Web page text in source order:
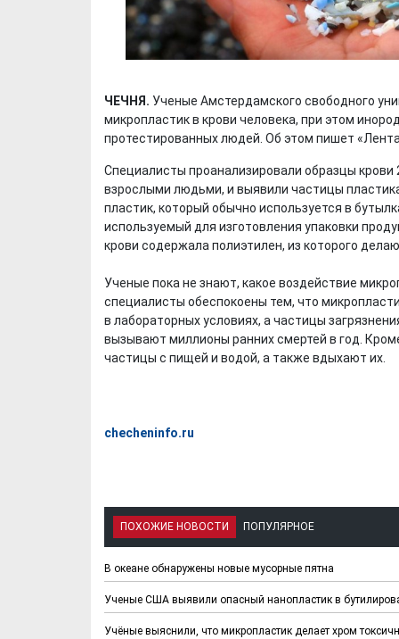
ЧЕЧНЯ. Ученые Амстердамского свободного
микропластик в крови человека, при этом
протестированных людей. Об этом пишет
Специалисты проанализировали образцы
взрослыми людьми, и выявили частицы
пластик, который обычно используется в
используемый для изготовления упаковки
крови содержала полиэтилен, из которого
Ученые пока не знают, какое воздействие
специалисты обеспокоены тем, что
в лабораторных условиях, а частицы
вызывают миллионы ранних смертей в год.
частицы с пищей и водой, а также вдыхают их.
checheninfo.ru
ПОХОЖИЕ НОВОСТИ ПОПУЛЯРНОЕ
В океане обнаружены новые мусорные пятна
Ученые США выявили опасный нанопластик в
Учёные выяснили, что микропластик делает хром